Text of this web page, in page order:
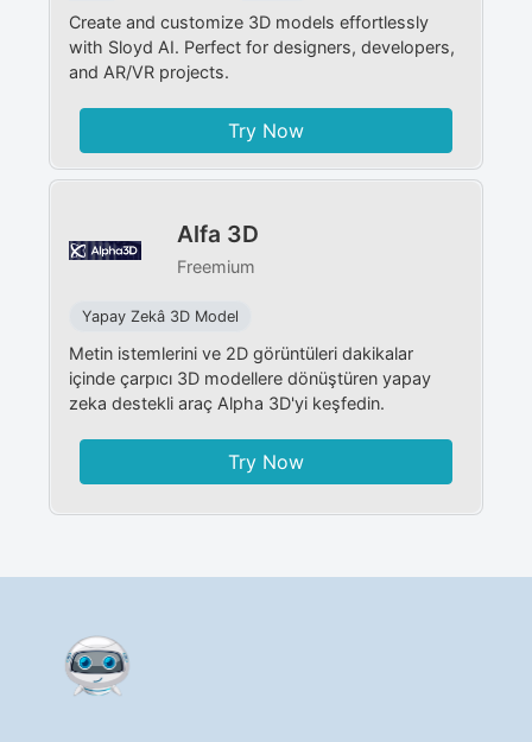
Create and customize 3D models effortlessly
with Sloyd AI. Perfect for designers, developers,
and AR/VR projects.
Try Now
Alfa 3D
Freemium
Yapay Zekâ 3D Model
Metin istemlerini ve 2D görüntüleri dakikalar
içinde çarpıcı 3D modellere dönüştüren yapay
zeka destekli araç Alpha 3D'yi keşfedin.
Try Now